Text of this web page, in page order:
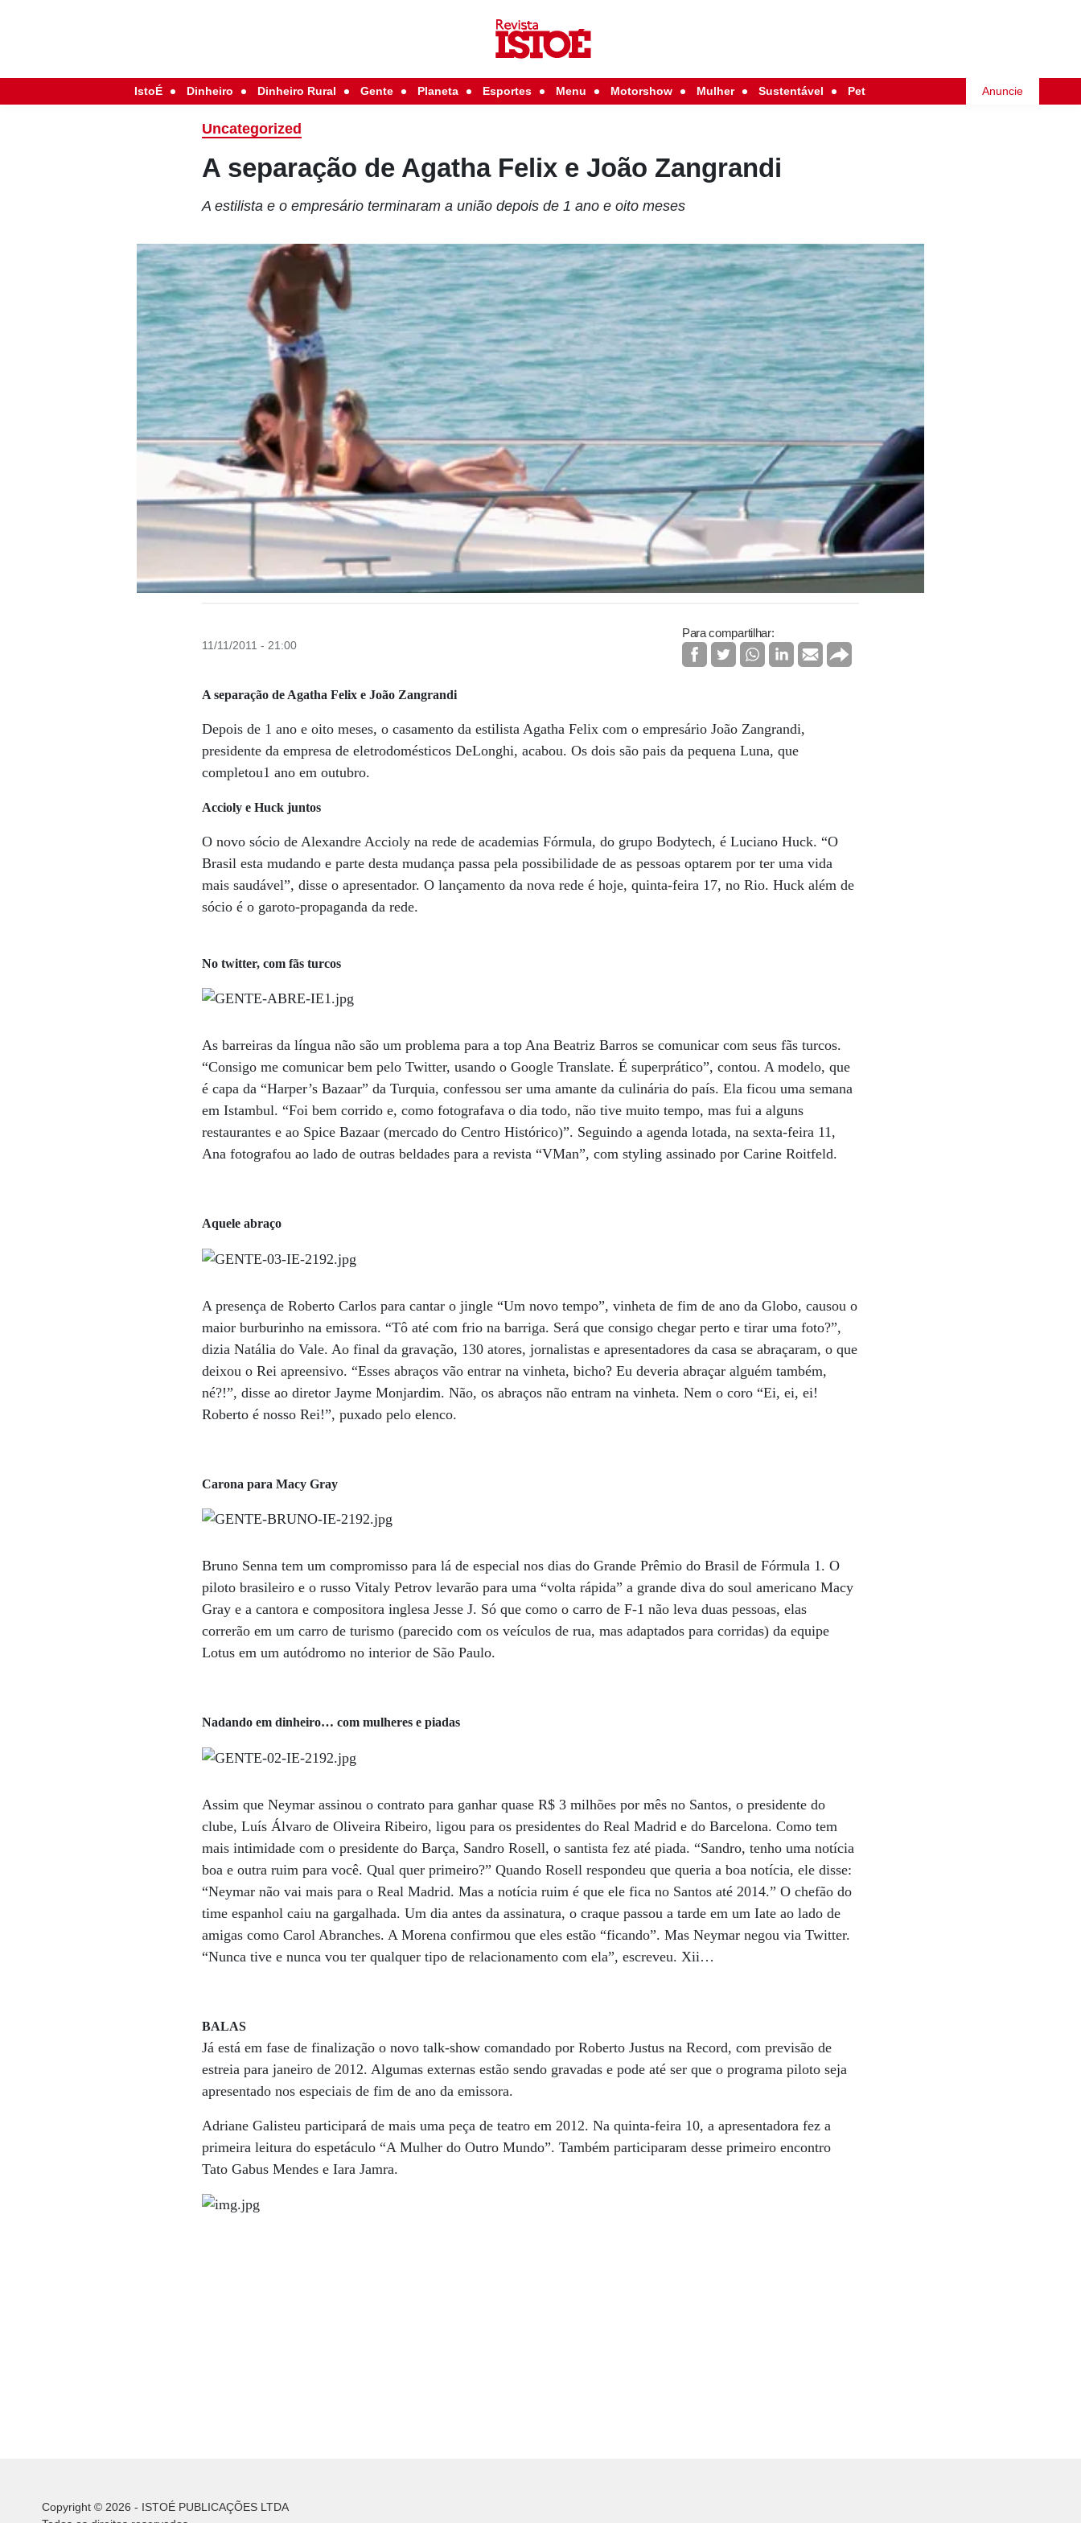
IstoÉ Dinheiro Dinheiro Rural Gente Planeta Esportes Menu Motorshow Mulher Sustentável Pet Anuncie
Uncategorized
A separação de Agatha Felix e João Zangrandi
A estilista e o empresário terminaram a união depois de 1 ano e oito meses
11/11/2011 - 21:00
Para compartilhar:
A separação de Agatha Felix e João Zangrandi
Depois de 1 ano e oito meses, o casamento da estilista Agatha Felix com o empresário João Zangrandi,
presidente da empresa de eletrodomésticos DeLonghi, acabou. Os dois são pais da pequena Luna, que
completou1 ano em outubro.
Accioly e Huck juntos
O novo sócio de Alexandre Accioly na rede de academias Fórmula, do grupo Bodytech, é Luciano Huck. “O
Brasil esta mudando e parte desta mudança passa pela possibilidade de as pessoas optarem por ter uma vida
mais saudável”, disse o apresentador. O lançamento da nova rede é hoje, quinta-feira 17, no Rio. Huck além de
sócio é o garoto-propaganda da rede.
No twitter, com fãs turcos
As barreiras da língua não são um problema para a top Ana Beatriz Barros se comunicar com seus fãs turcos.
“Consigo me comunicar bem pelo Twitter, usando o Google Translate. É superprático”, contou. A modelo, que
é capa da “Harper’s Bazaar” da Turquia, confessou ser uma amante da culinária do país. Ela ficou uma semana
em Istambul. “Foi bem corrido e, como fotografava o dia todo, não tive muito tempo, mas fui a alguns
restaurantes e ao Spice Bazaar (mercado do Centro Histórico)”. Seguindo a agenda lotada, na sexta-feira 11,
Ana fotografou ao lado de outras beldades para a revista “VMan”, com styling assinado por Carine Roitfeld.
Aquele abraço
A presença de Roberto Carlos para cantar o jingle “Um novo tempo”, vinheta de fim de ano da Globo, causou o
maior burburinho na emissora. “Tô até com frio na barriga. Será que consigo chegar perto e tirar uma foto?”,
dizia Natália do Vale. Ao final da gravação, 130 atores, jornalistas e apresentadores da casa se abraçaram, o que
deixou o Rei apreensivo. “Esses abraços vão entrar na vinheta, bicho? Eu deveria abraçar alguém também,
né?!”, disse ao diretor Jayme Monjardim. Não, os abraços não entram na vinheta. Nem o coro “Ei, ei, ei!
Roberto é nosso Rei!”, puxado pelo elenco.
Carona para Macy Gray
Bruno Senna tem um compromisso para lá de especial nos dias do Grande Prêmio do Brasil de Fórmula 1. O
piloto brasileiro e o russo Vitaly Petrov levarão para uma “volta rápida” a grande diva do soul americano Macy
Gray e a cantora e compositora inglesa Jesse J. Só que como o carro de F-1 não leva duas pessoas, elas
correrão em um carro de turismo (parecido com os veículos de rua, mas adaptados para corridas) da equipe
Lotus em um autódromo no interior de São Paulo.
Nadando em dinheiro… com mulheres e piadas
Assim que Neymar assinou o contrato para ganhar quase R$ 3 milhões por mês no Santos, o presidente do
clube, Luís Álvaro de Oliveira Ribeiro, ligou para os presidentes do Real Madrid e do Barcelona. Como tem
mais intimidade com o presidente do Barça, Sandro Rosell, o santista fez até piada. “Sandro, tenho uma notícia
boa e outra ruim para você. Qual quer primeiro?” Quando Rosell respondeu que queria a boa notícia, ele disse:
“Neymar não vai mais para o Real Madrid. Mas a notícia ruim é que ele fica no Santos até 2014.” O chefão do
time espanhol caiu na gargalhada. Um dia antes da assinatura, o craque passou a tarde em um Iate ao lado de
amigas como Carol Abranches. A Morena confirmou que eles estão “ficando”. Mas Neymar negou via Twitter.
“Nunca tive e nunca vou ter qualquer tipo de relacionamento com ela”, escreveu. Xii…
BALAS
Já está em fase de finalização o novo talk-show comandado por Roberto Justus na Record, com previsão de
estreia para janeiro de 2012. Algumas externas estão sendo gravadas e pode até ser que o programa piloto seja
apresentado nos especiais de fim de ano da emissora.
Adriane Galisteu participará de mais uma peça de teatro em 2012. Na quinta-feira 10, a apresentadora fez a
primeira leitura do espetáculo “A Mulher do Outro Mundo”. Também participaram desse primeiro encontro
Tato Gabus Mendes e Iara Jamra.
Copyright © 2026 - ISTOÉ PUBLICAÇÕES LTDA